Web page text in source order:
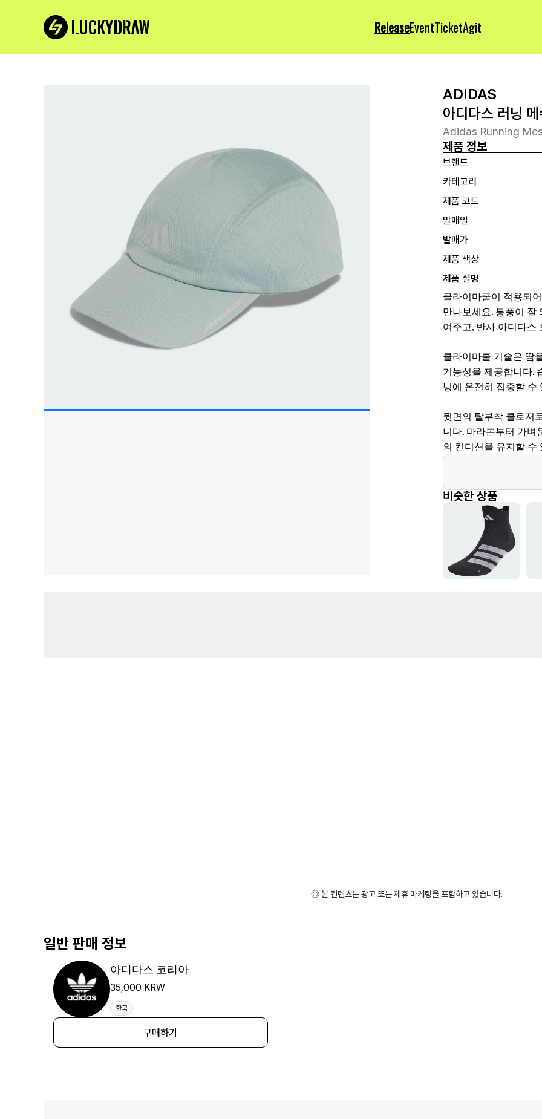
ReleaseEventTicketAgit
ADIDAS
아디다스 러닝
Adidas Running
제품 정보
브랜드
카테고리
제품 코드
발매일
발매가
제품 색상
제품 설명
클라이마쿨이 적용되
만나보세요. 통풍이
여주고, 반사 아디다스
클라이마쿨 기술은 땀
기능성을 제공합니다.
닝에 온전히 집중할 수
뒷면의 탈부착 클로저
니다. 마라톤부터 가벼
의 컨디션을 유지할 수
비슷한 상품
◎ 본 컨텐츠는 광고 또는 제휴 마케팅을 포함하고 있습니다.
일반 판매 정보
아디다스 코리아
35,000 KRW
한국
구매하기